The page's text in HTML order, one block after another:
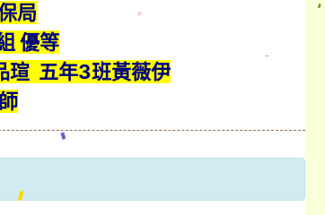
局
優等
瑄 五年3班黃薇伊